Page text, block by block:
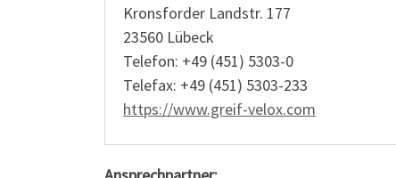
Kronsforder Landstr. 177
23560 Lübeck
Telefon: +49 (451) 5303-0
Telefax: +49 (451) 5303-233
https://www.greif-velox.com